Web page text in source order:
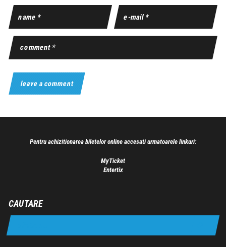
Pentru achizitionarea biletelor online accesati urmatoarele linkuri:
MyTicket
Entertix
CAUTARE